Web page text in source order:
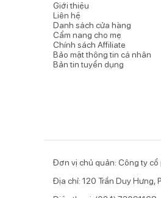
Chất liệu mềm mại, an
-Mũ len tai thỏ kẻ sọc
- Vải len mịn màng,
từng vận động.
- Phần vành mũ có thể
Giới thiệu
Liên hệ
Danh sách cửa hàng
Cẩm nang cho mẹ
Chính sách Affiliate
Bảo mật thông tin cá nhân
Bản tin tuyển dụng
Đơn vị chủ quản: Công ty cổ
Địa chỉ: 120 Trần Duy Hưng,